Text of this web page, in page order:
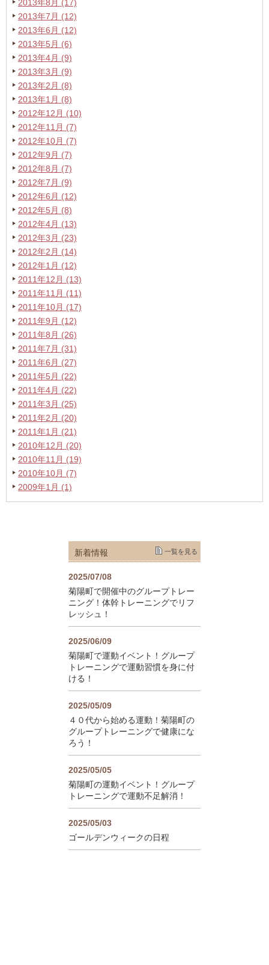
2013年8月 (17)
2013年7月 (12)
2013年6月 (12)
2013年5月 (6)
2013年4月 (9)
2013年3月 (9)
2013年2月 (8)
2013年1月 (8)
2012年12月 (10)
2012年11月 (7)
2012年10月 (7)
2012年9月 (7)
2012年8月 (7)
2012年7月 (9)
2012年6月 (12)
2012年5月 (8)
2012年4月 (13)
2012年3月 (23)
2012年2月 (14)
2012年1月 (12)
2011年12月 (13)
2011年11月 (11)
2011年10月 (17)
2011年9月 (12)
2011年8月 (26)
2011年7月 (31)
2011年6月 (27)
2011年5月 (22)
2011年4月 (22)
2011年3月 (25)
2011年2月 (20)
2011年1月 (21)
2010年12月 (20)
2010年11月 (19)
2010年10月 (7)
2009年1月 (1)
新着情報 一覧を見る
2025/07/08
菊陽町で開催中のグループトレー
ニング！体幹トレーニングでリフ
レッシュ！
2025/06/09
菊陽町で運動イベント！グループ
トレーニングで運動習慣を身に付
ける！
2025/05/09
４０代から始める運動！菊陽町の
グループトレーニングで健康にな
ろう！
2025/05/05
菊陽町の運動イベント！グループ
トレーニングで運動不足解消！
2025/05/03
ゴールデンウィークの日程